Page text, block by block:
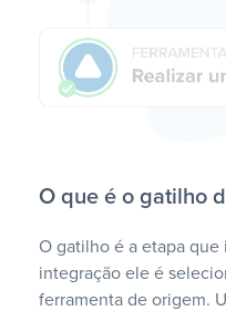
O que é o gatilho
O gatilho é a etapa que
integração ele é
ferramenta de origem.